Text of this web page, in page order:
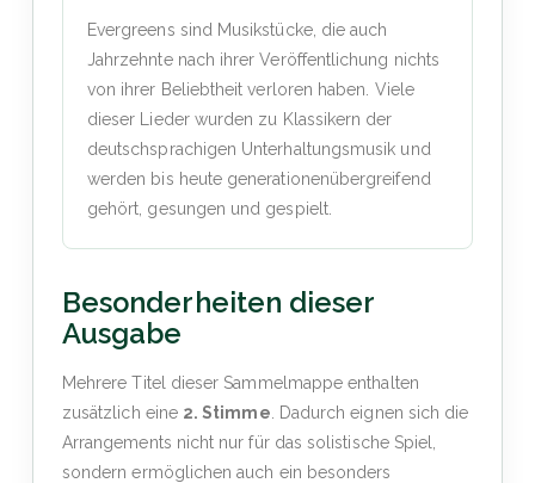
Evergreens sind Musikstücke, die auch
Jahrzehnte nach ihrer Veröffentlichung nichts
von ihrer Beliebtheit verloren haben. Viele
dieser Lieder wurden zu Klassikern der
deutschsprachigen Unterhaltungsmusik und
werden bis heute generationenübergreifend
gehört, gesungen und gespielt.
Besonderheiten dieser
Ausgabe
Mehrere Titel dieser Sammelmappe enthalten
zusätzlich eine 2. Stimme. Dadurch eignen sich die
Arrangements nicht nur für das solistische Spiel,
sondern ermöglichen auch ein besonders